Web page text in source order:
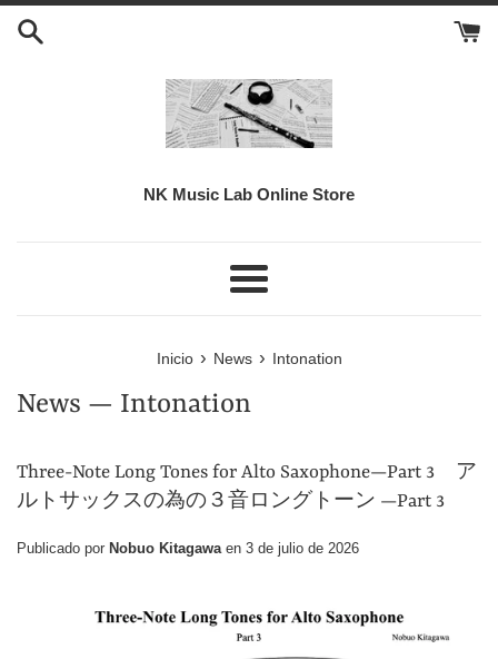
Ir
directamente
NK Music Lab Online Store
Más
Inicio › News › Intonation
News — Intonation
Three-Note Long Tones for Alto Saxophone—Part 3 ア
ルトサックスの為の３音ロングトーン —Part 3
Publicado por Nobuo Kitagawa en 3 de julio de 2026